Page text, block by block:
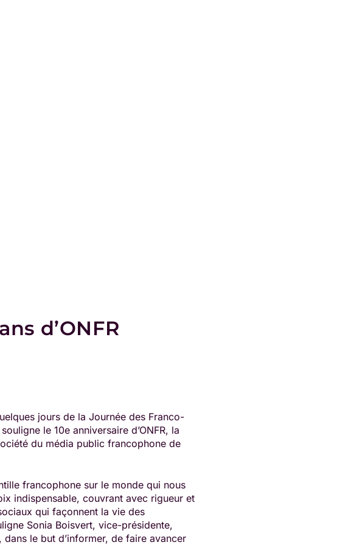
d’ONFR
jours de la Journée des Franco-
le 10e anniversaire d’ONFR, la
du média public francophone de
francophone sur le monde qui nous
indispensable, couvrant avec rigueur et
qui façonnent la vie des
Sonia Boisvert, vice-présidente,
le but d’informer, de faire avancer